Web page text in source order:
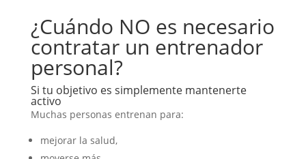
¿Cuándo NO es necesario
contratar un entrenador
personal?
Si tu objetivo es simplemente mantenerte
activo
Muchas personas entrenan para:
mejorar la salud,